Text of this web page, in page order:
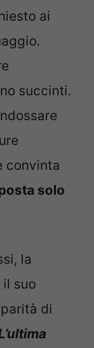
ai
succinti.
convinta
solo
la
suo
di